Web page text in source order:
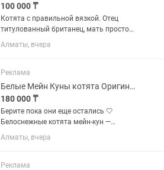
100 000 ₸
Котята с правильной вязкой. Отец
титулованный британец, мать просто
красивая вислоухая британка,
породистая. Документы есть - от
Зеленоглазая девочка и...
Алматы, вчера
Реклама
Белые Мейн Куны котята Оригиналы
180 000 ₸
Берите пока они еще остались 🤍
Белоснежные котята мейн-кун —
открыто бронирование! 🤍 Родились 8
июля. В помёте всего 3 котёнка —
малыши. 🐈⬛ Отец — огромный
Алматы, вчера
Реклама